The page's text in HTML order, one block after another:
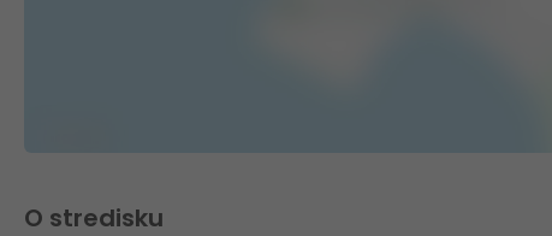
O stredisku